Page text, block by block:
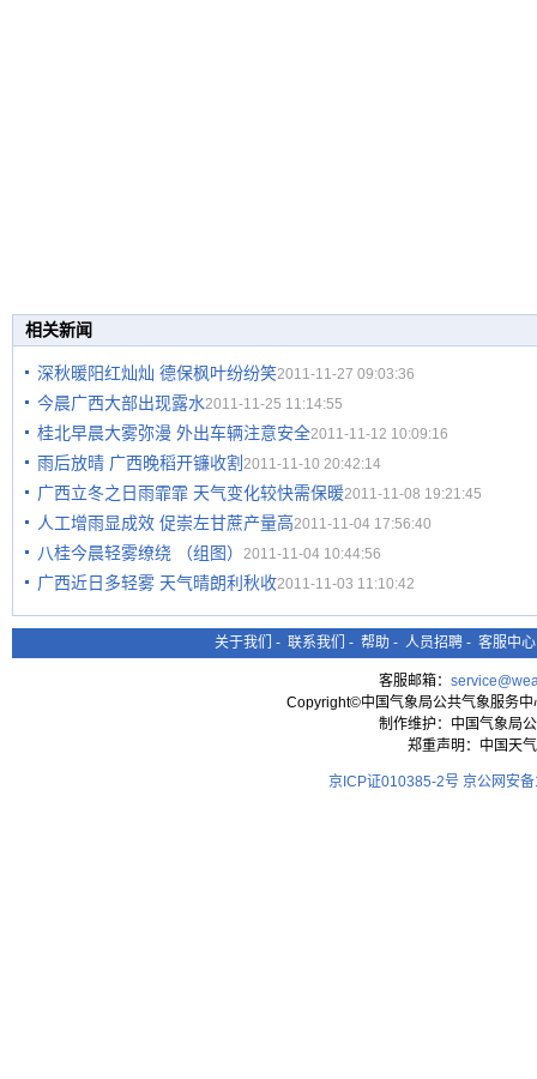
相关新闻
深秋暖阳红灿灿 德保枫叶纷纷笑2011-11-27 09:03:36
今晨广西大部出现露水2011-11-25 11:14:55
桂北早晨大雾弥漫 外出车辆注意安全2011-11-12 10:09:16
雨后放晴 广西晚稻开镰收割 2011-11-10 20:42:14
广西立冬之日雨霏霏 天气变化较快需保暖2011-11-08 19:21:45
人工增雨显成效 促崇左甘蔗产量高2011-11-04 17:56:40
八桂今晨轻雾缭绕 （组图） 2011-11-04 10:44:56
广西近日多轻雾 天气晴朗利秋收2011-11-03 11:10:42
关于我们 - 联系我们 - 帮助 - 人员招聘 - 客服中心
客服邮箱：
Copyright©中国气象局公共气象服务
制作维护：中国气象局
郑重声明：中国天
京ICP证010385-2号 京公网安